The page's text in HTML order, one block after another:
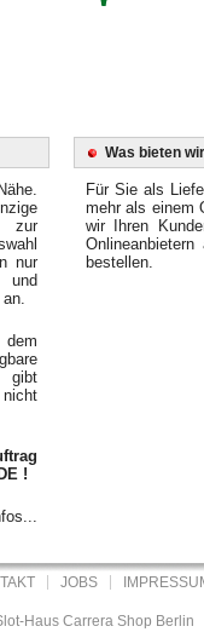
zur
nur
und
gibt
!
Was bieten
Für Sie als
mehr als einem
wir Ihren
bestellen.
JOBS
Haus Carrera Shop Berlin